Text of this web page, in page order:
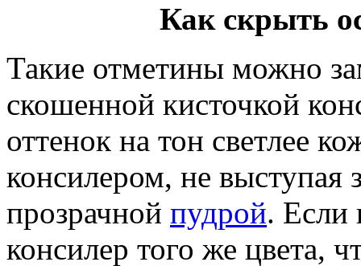
Как скрыть
Такие отметины можно
скошенной кисточкой
оттенок на тон светлее
консилером, не выступая
прозрачной пудрой. Если
консилер того же цвета,